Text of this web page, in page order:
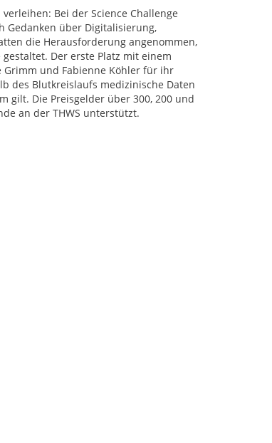
Bei der Science Challenge
Gedanken über Digitalisierung,
die Herausforderung angenommen,
Der erste Platz mit einem
Grimm und Fabienne Köhler für ihr
des Blutkreislaufs medizinische Daten
gilt. Die Preisgelder über 300, 200 und
an der THWS unterstützt.